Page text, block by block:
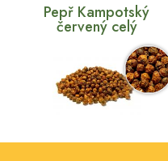
Pepř Kampotský
červený celý